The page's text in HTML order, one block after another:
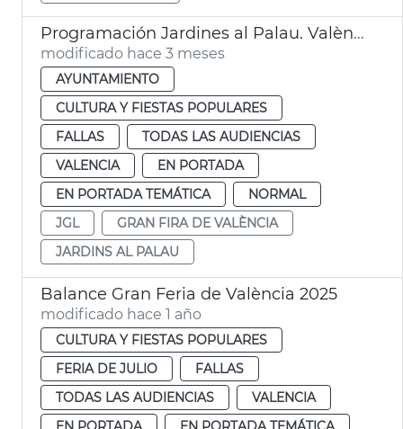
Programación Jardines al Palau. València
modificado hace 3 meses
AYUNTAMIENTO
CULTURA Y FIESTAS POPULARES
FALLAS
TODAS LAS AUDIENCIAS
VALENCIA
EN PORTADA
EN PORTADA TEMÁTICA
NORMAL
JGL
GRAN FIRA DE VALÈNCIA
JARDINS AL PALAU
Balance Gran Feria de València 2025
modificado hace 1 año
CULTURA Y FIESTAS POPULARES
FERIA DE JULIO
FALLAS
TODAS LAS AUDIENCIAS
VALENCIA